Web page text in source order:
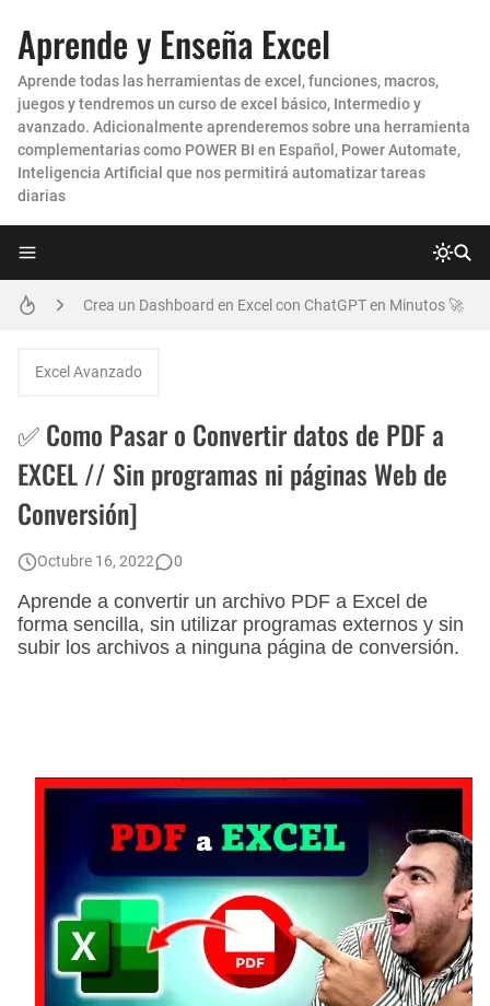
Aprende y Enseña Excel
Aprende todas las herramientas de excel, funciones, macros,
juegos y tendremos un curso de excel básico, Intermedio y
avanzado. Adicionalmente aprenderemos sobre una herramienta
complementarias como POWER BI en Español, Power Automate,
Inteligencia Artificial que nos permitirá automatizar tareas
diarias
Como enviar Correos Masivos con Archivos ADJUNTOS DIFERENTES en Excel
Crea un Dashboard en Excel con ChatGPT en Minutos 🚀
Excel Avanzado
✅ Como Pasar o Convertir datos de PDF a
EXCEL // Sin programas ni páginas Web de
Conversión]
Octubre 16, 2022 0
Aprende a convertir un archivo PDF a Excel de
forma sencilla, sin utilizar programas externos y sin
subir los archivos a ninguna página de conversión.